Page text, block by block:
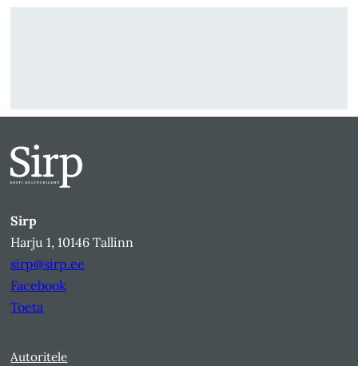
Sirp
Harju 1, 10146 Tallinn
sirp@sirp.ee
Facebook
Toeta
Autoritele